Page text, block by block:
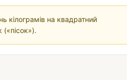
кілограмів на квадратний
(«пісок»).